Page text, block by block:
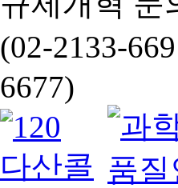
(02-2133-
6677)